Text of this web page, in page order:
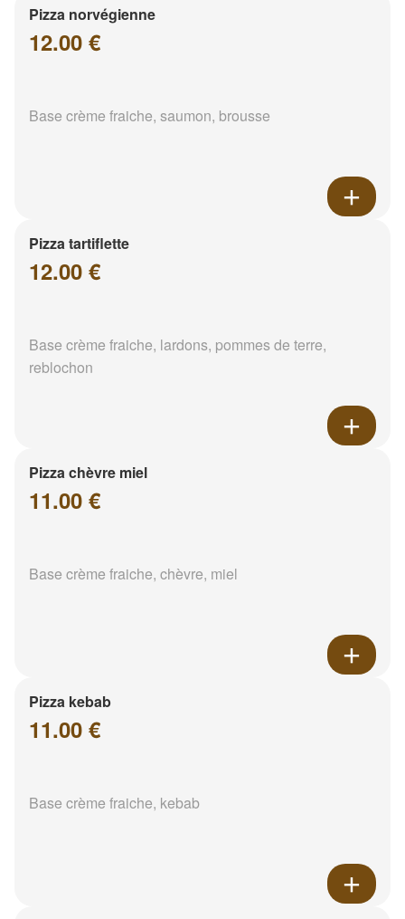
Pizza norvégienne
12.00 €
Base crème fraiche, saumon, brousse
Pizza tartiflette
12.00 €
Base crème fraiche, lardons, pommes de terre,
reblochon
Pizza chèvre miel
11.00 €
Base crème fraiche, chèvre, miel
Pizza kebab
11.00 €
Base crème fraiche, kebab